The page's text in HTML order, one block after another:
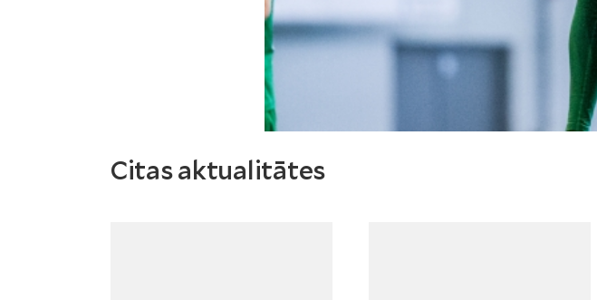
Citas aktualitātes